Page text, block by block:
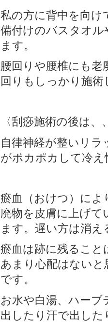
私の方に背中を向け
備付けのバスタオル
ます。
腰回りや腰椎にも
回りもしっかり施術
〈刮痧施術の後は、
自律神経が整いリラ
がポカポカして冷え
瘀血（おけつ）によ
廃物を皮膚に上げて
ます。遅い方は消え
瘀血は跡に残ること
あまり心配はない
です。
お水や白湯、ハー
出したり汗で出し